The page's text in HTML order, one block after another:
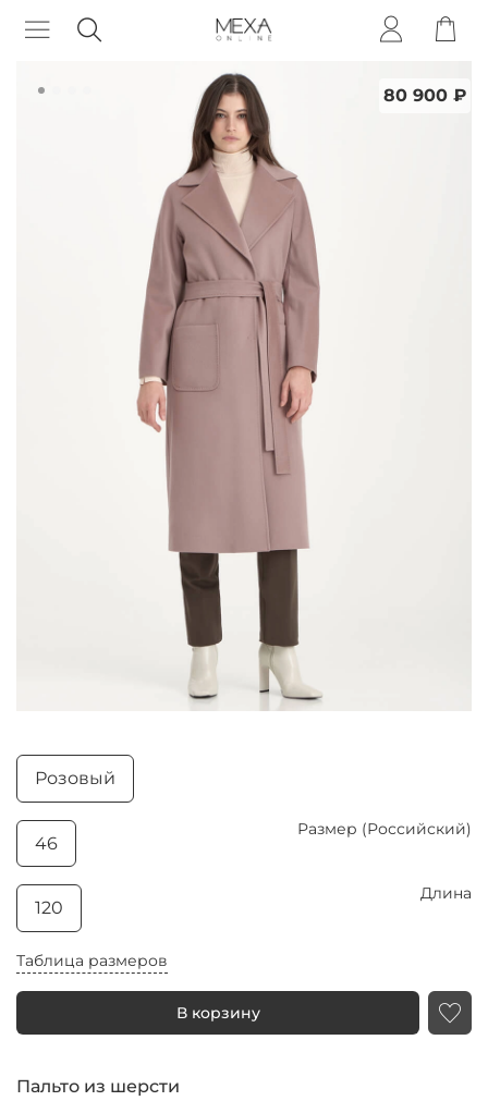
Пальто из шерсти
80 900 ₽
Таблица размеров
В корзину
Розовый
Размер (Российский)
46
Длина
120